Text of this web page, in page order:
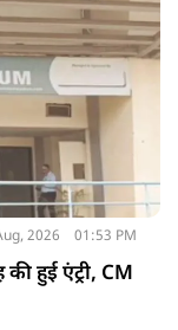
2026 01:53 PM
की हुई एंट्री, CM